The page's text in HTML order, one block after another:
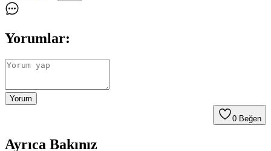
Yorumlar:
Yorum
0 Beğen
Ayrıca Bakınız